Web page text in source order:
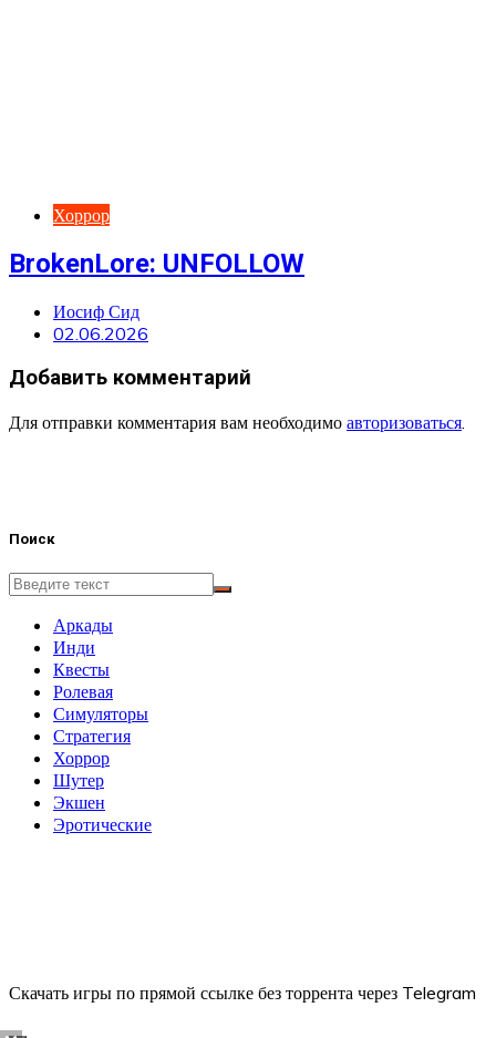
Хоррор
BrokenLore: UNFOLLOW
Иосиф Сид
02.06.2026
Добавить комментарий
Для отправки комментария вам необходимо авторизоваться
Поиск
Аркады
Инди
Квесты
Ролевая
Симуляторы
Стратегия
Хоррор
Шутер
Экшен
Эротические
Скачать игры по прямой ссылке без торрента через Telegram